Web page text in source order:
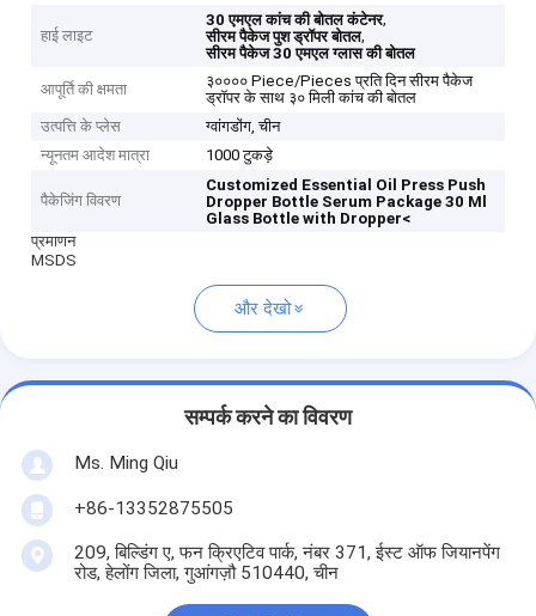
हाई लाइट
30 एमएल कांच की बोतल कंटेनर,
सीरम पैकेज पुश ड्रॉपर बोतल,
सीरम पैकेज 30 एमएल ग्लास की बोतल
आपूर्ति की क्षमता
३०००० Piece/Pieces प्रति दिन सीरम पैकेज
ड्रॉपर के साथ ३० मिली कांच की बोतल
उत्पत्ति के प्लेस
ग्वांगडोंग, चीन
न्यूनतम आदेश मात्रा
1000 टुकड़े
पैकेजिंग विवरण
Customized Essential Oil Press Push
Dropper Bottle Serum Package 30 Ml
Glass Bottle with Dropper<
प्रमाणन
MSDS
और देखो
सम्पर्क करने का विवरण
Ms. Ming Qiu
+86-13352875505
209, बिल्डिंग ए, फन क्रिएटिव पार्क, नंबर 371, ईस्ट ऑफ जियानपेंग
रोड, हेलोंग जिला, गुआंगज़ौ 510440, चीन